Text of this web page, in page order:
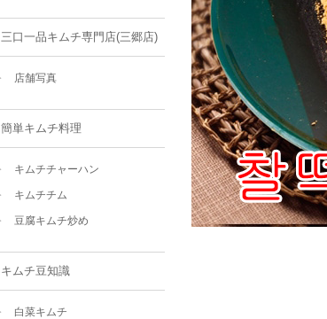
三口一品キムチ専門店(三郷店)
店舗写真
簡単キムチ料理
キムチチャーハン
キムチチム
豆腐キムチ炒め
キムチ豆知識
白菜キムチ